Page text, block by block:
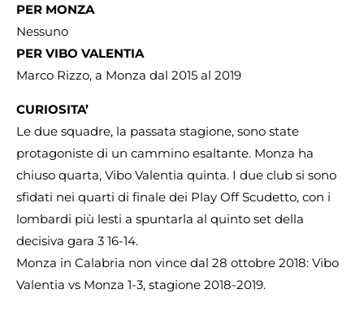
PER MONZA
Nessuno
PER VIBO VALENTIA
Marco Rizzo, a Monza dal 2015 al 2019
CURIOSITA’
Le due squadre, la passata stagione, sono state
protagoniste di un cammino esaltante. Monza ha
chiuso quarta, Vibo Valentia quinta. I due club si sono
sfidati nei quarti di finale dei Play Off Scudetto, con i
lombardi più lesti a spuntarla al quinto set della
decisiva gara 3 16-14.
Monza in Calabria non vince dal 28 ottobre 2018: Vibo
Valentia vs Monza 1-3, stagione 2018-2019.